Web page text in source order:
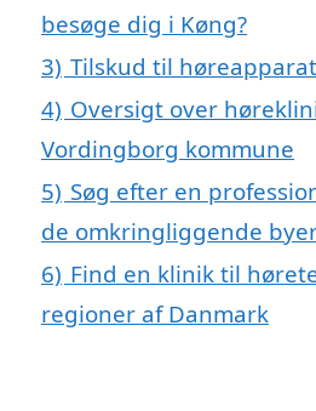
besøge dig i Køng?
3) Tilskud til
4) Oversigt over
Vordingborg kommune
5) Søg efter en
de omkringliggende
6) Find en klinik til
regioner af Danmark